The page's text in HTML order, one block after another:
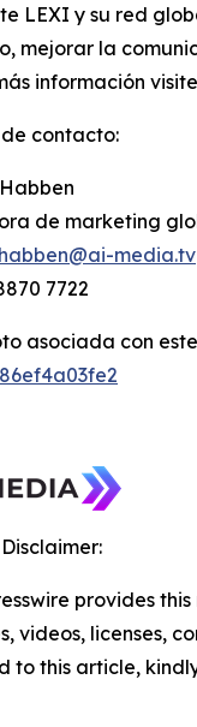
LEXI y su red
mejorar la
información
contacto:
de marketing
media.tv
7722
asociada con
provides
videos, licenses,
to this article,